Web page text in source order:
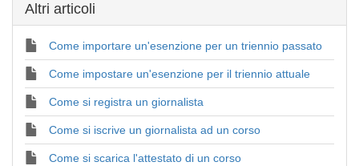
Altri articoli
Come importare un'esenzione per un triennio passato
Come impostare un'esenzione per il triennio attuale
Come si registra un giornalista
Come si iscrive un giornalista ad un corso
Come si scarica l'attestato di un corso